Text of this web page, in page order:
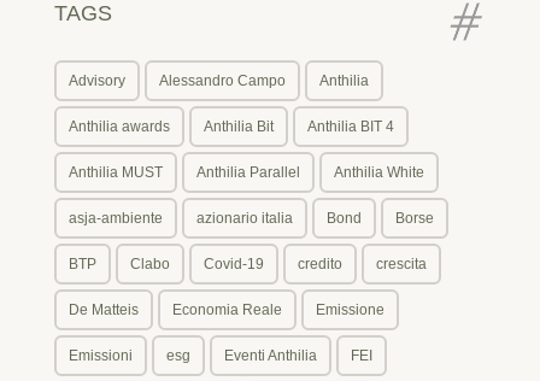
TAGS
Advisory Alessandro Campo Anthilia
Anthilia awards Anthilia Bit Anthilia BIT 4
Anthilia MUST Anthilia Parallel Anthilia White
asja-ambiente azionario italia Bond Borse
BTP Clabo Covid-19 credito crescita
De Matteis Economia Reale Emissione
Emissioni esg Eventi Anthilia FEI